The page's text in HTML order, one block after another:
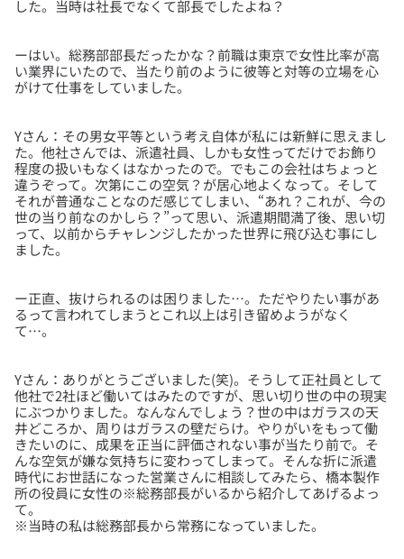
ーはい。総務部部長だったかな？前職は東京で女性比率が高
い業界にいたので、当たり前のように彼等と対等の立場を心
Yさん：その男女平等という考え自体が私には新鮮に思えまし
た。他社さんでは、派遣社員、しかも女性ってだけでお飾り
程度の扱いもなくはなかったので。でもこの会社はちょっと
違うぞって。次第にこの空気？が居心地よくなって。そして
それが普通なことなのだ感じてしまい、“あれ？これが、今の
世の当り前なのかしら？”って思い、派遣期間満了後、思い切
って、以前からチャレンジしたかった世界に飛び込む事にし
ー正直、抜けられるのは困りました…。ただやりたい事があ
るって言われてしまうとこれ以上は引き留めようがなく
Yさん：ありがとうございました(笑)。そうして正社員として
他社で2社ほど働いてはみたのですが、思い切り世の中の現実
にぶつかりました。なんなんでしょう？世の中はガラスの天
井どころか、周りはガラスの壁だらけ。やりがいをもって働
きたいのに、成果を正当に評価されない事が当たり前で。そ
んな空気が嫌な気持ちに変わってしまって。そんな折に派遣
時代にお世話になった営業さんに相談してみたら、橋本製作
所の役員に女性の※総務部長がいるから紹介してあげるよっ
て。